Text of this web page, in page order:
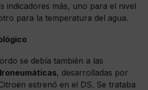
indicadores más, uno para el nivel
para la temperatura del agua.
se debía también a las
, desarrolladas por
estrenó en el DS. Se trataba